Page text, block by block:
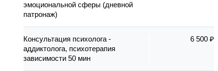
эмоциональной сферы (дневной
патронаж)
Консультация психолога -
аддиктолога, психотерапия
зависимости 50 мин
6 500 ₽